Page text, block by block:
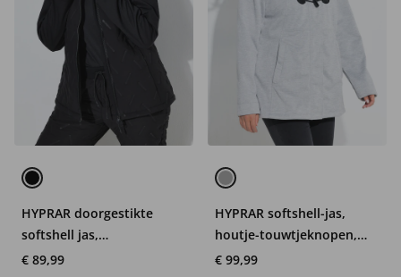
HYPRAR doorgestikte
softshell jas,
waterafstotend, capuchon
€ 89,99
HYPRAR softshell-jas,
houtje-touwtjeknopen,
waterafstotend
€ 99,99